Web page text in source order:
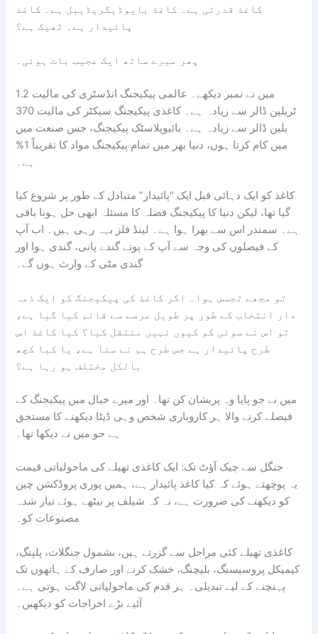
کاغذ قدرتی ہے۔ کاغذ بایوڈیگریڈیبل ہے۔ کاغذ
پائیدار ہے۔ ٹھیک ہے؟
پھر میرے ساتھ ایک عجیب بات ہوئی۔
میں نے نمبر دیکھے۔ عالمی پیکیجنگ انڈسٹری کی مالیت 1.2
ٹریلین ڈالر سے زیادہ ہے۔ کاغذی پیکیجنگ سیکٹر کی مالیت 370
بلین ڈالر سے زیادہ ہے۔ بائیوپلاسٹک پیکیجنگ، جس صنعت میں
میں کام کرتا ہوں، دنیا بھر میں تمام پیکیجنگ مواد کا تقریباً 1%
ہے۔
کاغذ کو ایک دہائی قبل ایک "پائیدار” متبادل کے طور پر شروع کیا
گیا تھا، لیکن دنیا کا پیکیجنگ فضلہ کا مسئلہ ابھی حل ہونا باقی
ہے۔ سمندر اس سے بھرا ہوا ہے۔ لینڈ فلز بہہ رہی ہیں۔ اب آپ
کے فیصلوں کی وجہ سے آپ کے پوتے گندے پانی، گندی ہوا اور
گندی مٹی کے وارث ہوں گے۔
تو مجھے تجسس ہوا۔ اگر کاغذ کی پیکیجنگ کو ایک ذمہ
دار انتخاب کے طور پر طویل عرصے سے قائم کیا گیا ہے،
تو اس نے سوئی کو کیوں نہیں منتقل کیا؟ کیا کاغذ اس
طرح پائیدار ہے جس طرح ہم نے سنا ہے، یا کیا کچھ
بالکل مختلف ہو رہا ہے؟
میں نے جو پایا وہ پریشان کن تھا۔ اور میرے خیال میں پیکیجنگ کے
فیصلے کرنے والا ہر کاروباری شخص وہی ڈیٹا دیکھنے کا مستحق
ہے جو میں نے دیکھا تھا۔
جنگل سے چیک آؤٹ تک: ایک کاغذی تھیلے کی ماحولیاتی قیمت
یہ پوچھتے ہوئے کہ کیا کاغذ پائیدار ہے، ہمیں پوری پروڈکشن چین
کو دیکھنے کی ضرورت ہے، نہ کہ شیلف پر بیٹھے ہوئے تیار شدہ
مصنوعات کو۔
کاغذی تھیلے کئی مراحل سے گزرتے ہیں، بشمول جنگلات، پلپنگ،
کیمیکل پروسیسنگ، بلیچنگ، خشک کرنے اور صارف کے ہاتھوں تک
پہنچنے کے لیے تبدیلی۔ ہر قدم کی ماحولیاتی لاگت ہوتی ہے۔
آئیے بڑے اخراجات کو دیکھیں۔